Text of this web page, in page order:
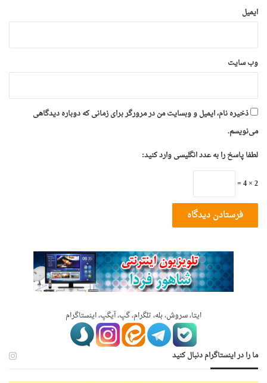
ایمیل
وب‌ سایت
ذخیره نام، ایمیل و وبسایت من در مرورگر برای زمانی که دوباره دیدگاهی
می‌نویسم.
لطفا پاسخ را به عدد انگلیسی وارد کنید:
2 × 4 =
ایتا، سروش، بله، تلگرام، گپ، آیگپ، اینستاگرام
ما را در اینستاگرام دنبال کنید